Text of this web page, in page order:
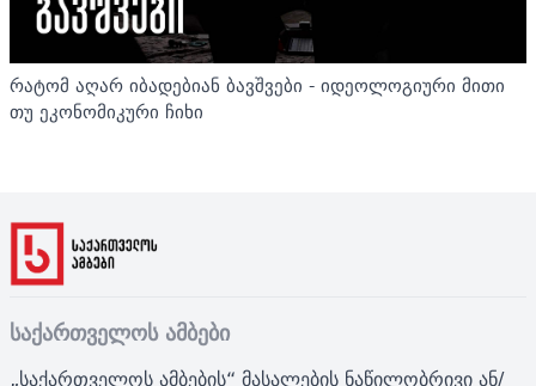
რატომ აღარ იბადებიან ბავშვები - იდეოლოგიური მითი
თუ ეკონომიკური ჩიხი
საქართველოს ამბები
„საქართველოს ამბების“ მასალების ნაწილობრივი ან/